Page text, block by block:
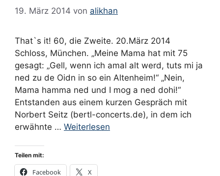
19. März 2014 von alikhan
That`s it! 60, die Zweite. 20.März 2014
Schloss, München. „Meine Mama hat mit 75
gesagt: „Gell, wenn ich amal alt werd, tuts mi ja
ned zu de Oidn in so ein Altenheim!“ „Nein,
Mama hamma ned und I mog a ned dohi!“
Entstanden aus einem kurzen Gespräch mit
Norbert Seitz (bertl-concerts.de), in dem ich
erwähnte … Weiterlesen
Teilen mit:
Facebook X